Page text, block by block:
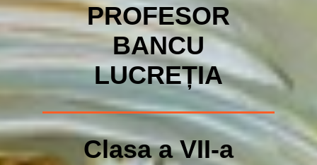
PROFESOR
BANCU
LUCREȚIA
Clasa a VII-a